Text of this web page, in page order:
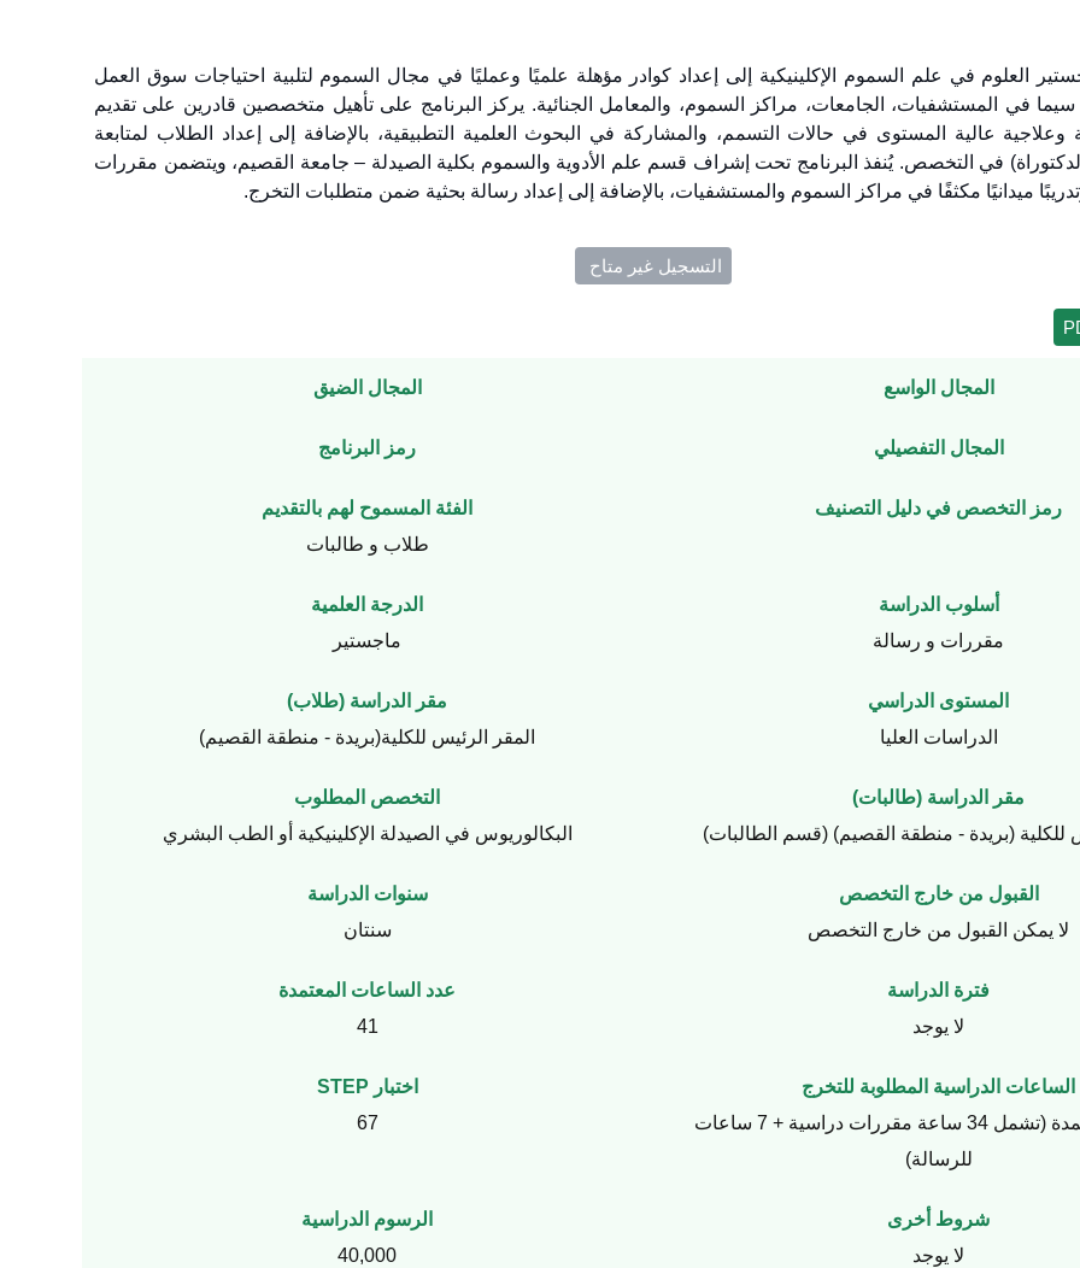
العلوم في علم السموم الإكلينيكية إلى إعداد كوادر مؤهلة علميًا وعمليًا في مجال السموم لتلبية احتياجات سوق العمل
سيما في المستشفيات، الجامعات، مراكز السموم، والمعامل الجنائية. يركز البرنامج على تأهيل متخصصين قادرين على تقديم
عالية المستوى في حالات التسمم، والمشاركة في البحوث العلمية التطبيقية، بالإضافة إلى إعداد الطلاب لمتابعة
(الدكتوراة) في التخصص. يُنفذ البرنامج تحت إشراف قسم علم الأدوية والسموم بكلية الصيدلة – جامعة القصيم، ويتضمن مقررات
ميدانيًا مكثفًا في مراكز السموم والمستشفيات، بالإضافة إلى إعداد رسالة بحثية ضمن متطلبات التخرج.
التسجيل غير متاح ​
المجال الواسع المجال الضيق
المجال التفصيلي رمز البرنامج
رمز التخصص في دليل التصنيف
الفئة المسموح لهم بالتقديم
طلاب و طالبات
أسلوب الدراسة
مقررات و رسالة
الدرجة العلمية
ماجستير
المستوى الدراسي
الدراسات العليا
مقر الدراسة (طلاب)
المقر الرئيس للكلية(بريدة - منطقة القصيم)
مقر الدراسة (طالبات)
للكلية (بريدة - منطقة القصيم) (قسم الطالبات)
التخصص المطلوب
البكالوريوس في الصيدلة الإكلينيكية أو الطب البشري
القبول من خارج التخصص
لا يمكن القبول من خارج التخصص
سنوات الدراسة
سنتان
فترة الدراسة
لا يوجد
عدد الساعات المعتمدة
41
الساعات الدراسية المطلوبة للتخرج
41 ساعة معتمدة (تشمل 34 ساعة مقررات دراسية + 7 ساعات
للرسالة)
اختبار STEP
67
شروط أخرى
لا يوجد
الرسوم الدراسية
40,000